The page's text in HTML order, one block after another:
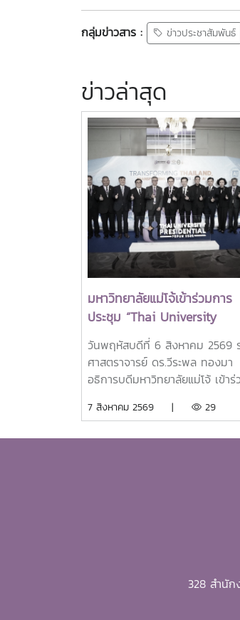
กลุ่มข่าวสาร : ข่าวประชาสัมพันธ์
ข่าวล่าสุด
มหาวิทยาลัยแม่โจ้เข้าร่วมการ
ประชุม “Thai University
Presidential Forum 2026
วันพฤหัสบดีที่ 6 สิงหาคม 2569
ศาสตราจารย์ ดร.วีระพล ทองมา
อธิการบดีมหาวิทยาลัยแม่โจ้ เข้าร่
University Presidents Forum
การประชุม Thai University
7 สิงหาคม 2569 | 29
328 สำนั